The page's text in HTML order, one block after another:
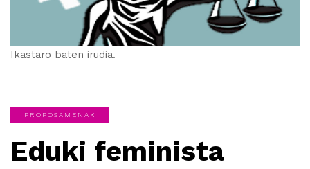
Ikastaro baten irudia.
PROPOSAMENAK
Eduki feminista